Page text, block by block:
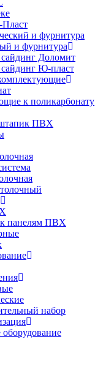
и фурнитура
и фурнитура
Доломит
Ю-пласт
к поликарбонату
ПВХ
панелям ПВХ
набор